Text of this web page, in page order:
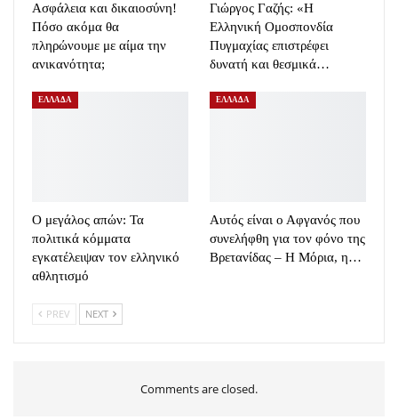
Ασφάλεια και δικαιοσύνη!
Πόσο ακόμα θα
πληρώνουμε με αίμα την
ανικανότητα;
Γιώργος Γαζής: «Η
Ελληνική Ομοσπονδία
Πυγμαχίας επιστρέφει
δυνατή και θεσμικά…
ΕΛΛΑΔΑ
Ο μεγάλος απών: Τα
πολιτικά κόμματα
εγκατέλειψαν τον ελληνικό
αθλητισμό
ΕΛΛΑΔΑ
Αυτός είναι ο Αφγανός που
συνελήφθη για τον φόνο της
Βρετανίδας – Η Μόρια, η…
PREV NEXT
Comments are closed.